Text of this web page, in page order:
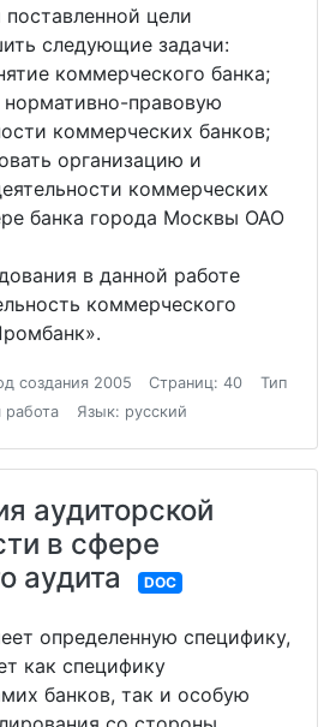
цели
следующие задачи:
коммерческого банка;
правовую
коммерческих банков;
организацию и
коммерческих
банка города Москвы ОАО
в данной работе
коммерческого
создания 2005 Страниц: 40
Тип
работа
Язык: русский
аудиторской
в сфере
аудита
DOC
определенную специфику,
как специфику
банков, так и особую